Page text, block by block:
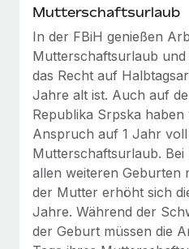
Mehr erfahren
Mutterschaftsurlaub
In der FBiH genießen
Mutterschaftsurlaub
das Recht auf
Jahre alt ist. Auch auf
Republika Srpska haben
Anspruch auf 1 Jahr
Mutterschaftsurlaub.
allen weiteren Geburten
der Mutter erhöht sich
Jahre. Während der
der Geburt müssen die